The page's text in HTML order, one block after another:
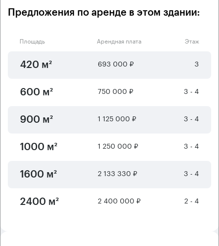
Предложения по аренде в этом здании:
Площадь Арендная плата Этаж
420 м² 693 000 ₽ 3
600 м² 750 000 ₽ 3 - 4
900 м² 1 125 000 ₽ 3 - 4
1000 м² 1 250 000 ₽ 3 - 4
1600 м² 2 133 330 ₽ 3 - 4
2400 м² 2 400 000 ₽ 2 - 4